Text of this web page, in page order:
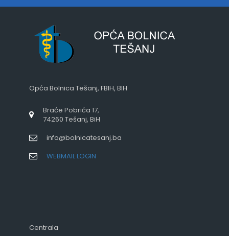
Opća Bolnica Tešanj, FBIH, BIH
Braće Pobrića 17,
74260 Tešanj, BiH
info@bolnicatesanj.ba
WEBMAIL LOGIN
Centrala